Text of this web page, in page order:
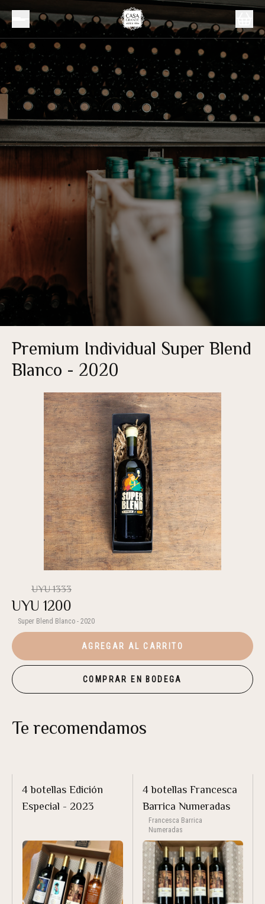
Inicio
Packs
Pack Premium Individual Super Blend Blanco -
2020
Premium Individual Super Blend
Blanco - 2020
UYU 1333
UYU 1200
Super Blend Blanco - 2020
AGREGAR AL CARRITO
COMPRAR EN BODEGA
Te recomendamos
4 botellas Edición
Especial - 2023
4 botellas Francesca
Barrica Numeradas
Francesca Barrica
Numeradas